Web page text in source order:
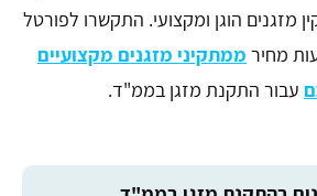
מזגנים הוגן ומקצועי. התקשרו לפורטל
ממתקיני מזגנים מקצועיים
עבור התקנת מזגן בממ"ד.